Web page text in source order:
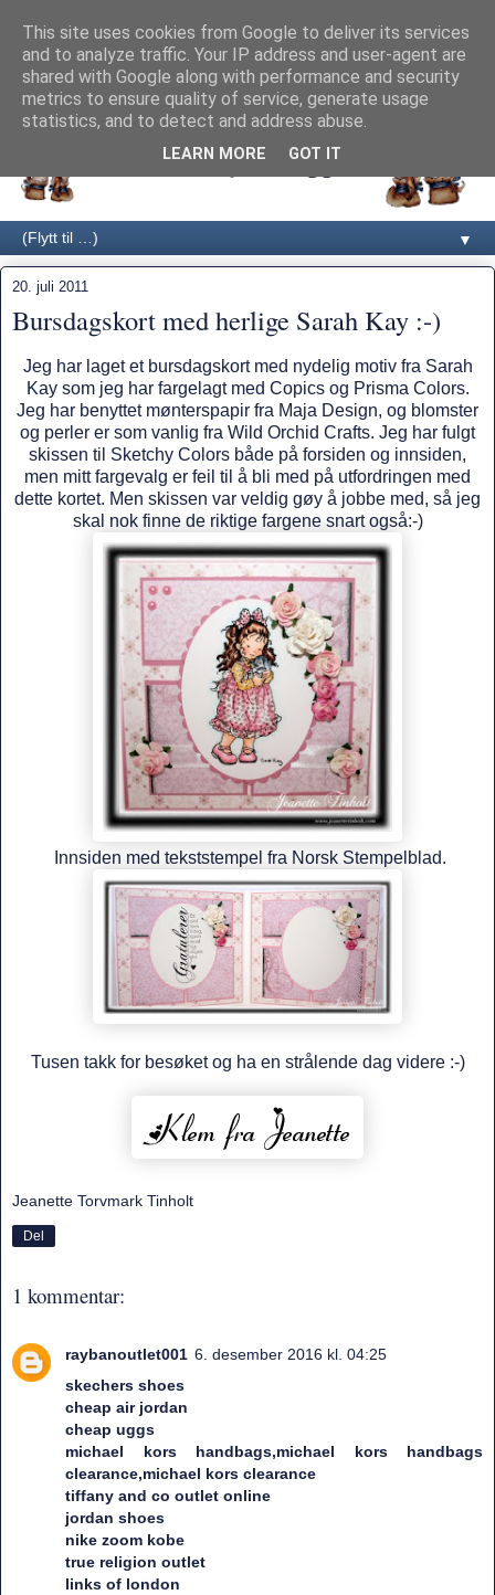
▼
20. juli 2011
Bursdagskort med herlige Sarah Kay :-)
Jeg har laget et bursdagskort med nydelig motiv fra Sarah
Kay som jeg har fargelagt med Copics og Prisma Colors.
Jeg har benyttet mønterspapir fra Maja Design, og blomster
og perler er som vanlig fra Wild Orchid Crafts. Jeg har fulgt
skissen til Sketchy Colors både på forsiden og innsiden,
men mitt fargevalg er feil til å bli med på utfordringen med
dette kortet. Men skissen var veldig gøy å jobbe med, så jeg
skal nok finne de riktige fargene snart også:-)
Innsiden med tekststempel fra Norsk Stempelblad.
Tusen takk for besøket og ha en strålende dag videre :-)
Jeanette Torvmark Tinholt
Del
1 kommentar:
raybanoutlet001 6. desember 2016 kl. 04:25
skechers shoes
cheap air jordan
cheap uggs
michael kors handbags,michael kors handbags
clearance,michael kors clearance
tiffany and co outlet online
jordan shoes
nike zoom kobe
true religion outlet
links of london
This site uses cookies from Google to deliver its services
and to analyze traffic. Your IP address and user-agent are
shared with Google along with performance and security
metrics to ensure quality of service, generate usage
statistics, and to detect and address abuse.
LEARN MORE GOT IT